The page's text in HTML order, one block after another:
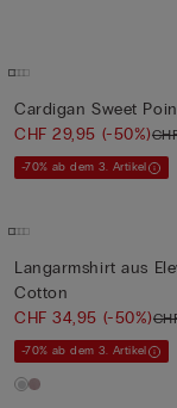
Cardigan Sweet
CHF 29,95 (-50%)
-70% ab dem 3. Artikel
Langarmshirt aus
Cotton
CHF 34,95 (-50%)
-70% ab dem 3. Artikel